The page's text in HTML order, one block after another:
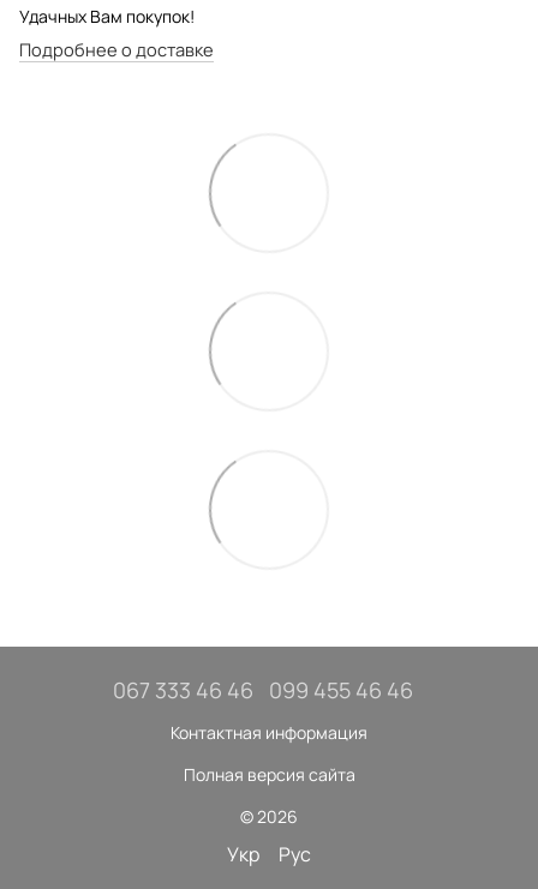
Удачных Вам покупок!
Подробнее о доставке
067 333 46 46 099 455 46 46
Контактная информация
Полная версия сайта
© 2026
Укр Рус